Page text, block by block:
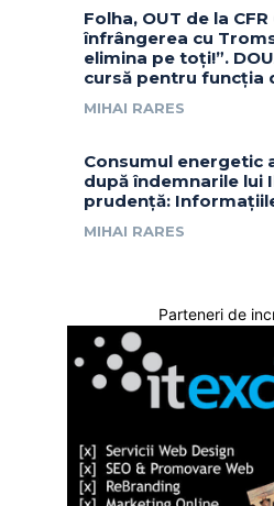
Folha, OUT de la
înfrângerea cu
elimina pe toți!”.
cursă pentru funcția
MIHAI RARES
Consumul energetic
după îndemnarile lui
prudență:
MIHAI RARES
Parteneri de